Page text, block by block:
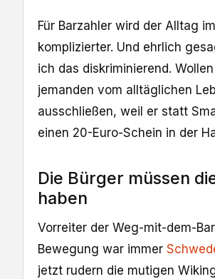
Für Barzahler wird der Alltag
komplizierter. Und ehrlich
ich das diskriminierend.
jemanden vom alltäglichen
ausschließen, weil er statt
einen 20-Euro-Schein in der
Die Bürger müssen
haben
Vorreiter der Weg-mit-dem-
Bewegung war immer
jetzt rudern die mutigen